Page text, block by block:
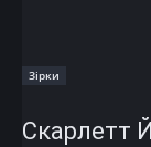
Зірки
Скарлетт